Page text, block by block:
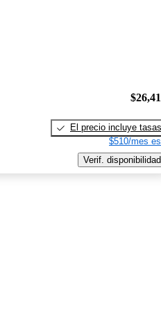
El precio incluye tasas
$510/mes
Verif. disponibilidad